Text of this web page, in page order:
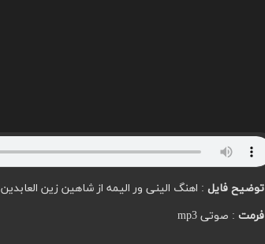
توضیح فایل : اهنگ الینی ور الیمه از شاهین زین العابدین
فرمت : صوتی mp3